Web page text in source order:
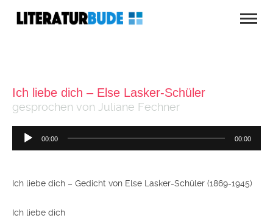
Ich liebe dich – Else Lasker-Schüler
gesprochen von Juliane Fechner
Audio-
Player
00:00 00:00
Ich liebe dich – Gedicht von Else Lasker-Schüler (1869-1945)
Ich liebe dich